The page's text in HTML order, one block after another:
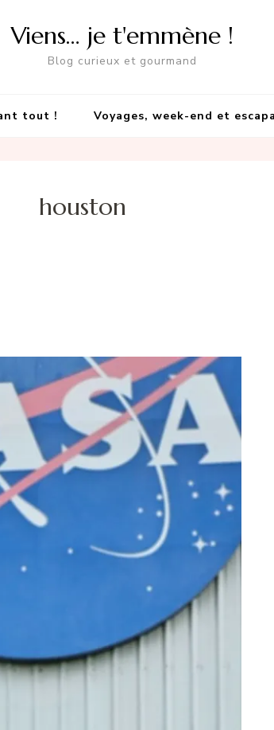
Viens… je t'emmène !
Blog curieux et gourmand
tout ! Voyages, week-end et
houston